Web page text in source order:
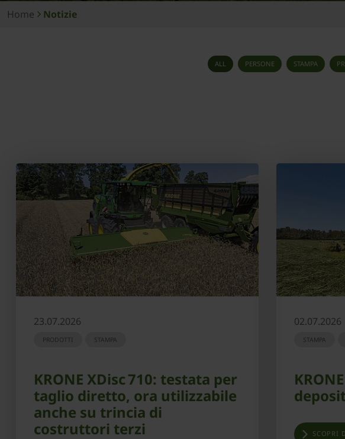
Home Notizie
ALL PERSONE STAMPA
23.07.2026
PRODOTTI STAMPA
KRONE XDisc 710: testata per
taglio diretto, ora utilizzabile
anche su trincia di
costruttori terzi
02.07.2026
STAMPA
SCOPRI